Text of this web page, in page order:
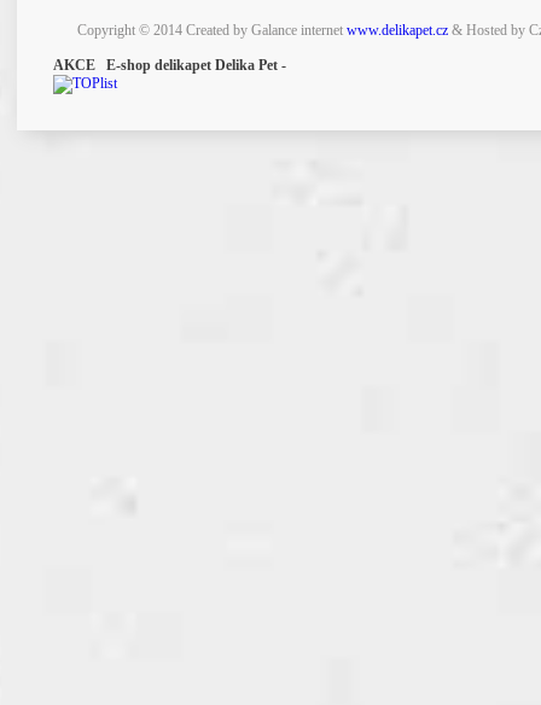
Copyright © 2014 Created by Galance internet www.delikapet.cz& Hosted by
AKCE E-shop delikapet Delika Pet -